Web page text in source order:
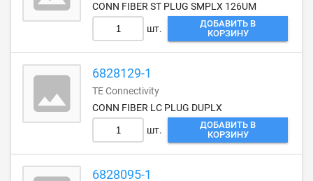
CONN FIBER ST PLUG SMPLX 126UM
шт.
ДОБАВИТЬ В
КОРЗИНУ
6828129-1
TE Connectivity
CONN FIBER LC PLUG DUPLX
шт.
ДОБАВИТЬ В
КОРЗИНУ
6828095-1